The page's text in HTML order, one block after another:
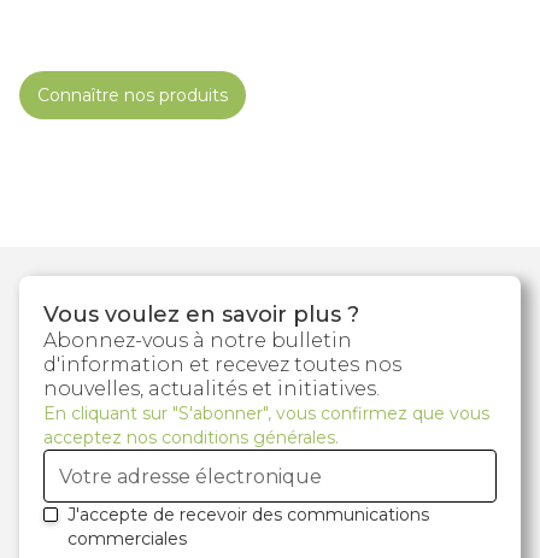
Connaître nos produits
Vous voulez en savoir plus ?
Abonnez-vous à notre bulletin
d'information et recevez toutes nos
nouvelles, actualités et initiatives.
En cliquant sur "S'abonner", vous confirmez que vous
acceptez nos conditions générales.
J'accepte de recevoir des communications
commerciales